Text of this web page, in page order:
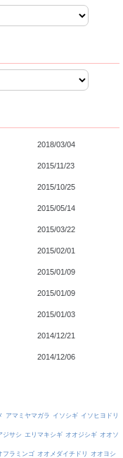
2018/03/04
2015/11/23
2015/10/25
2015/05/14
2015/03/22
2015/02/01
2015/01/09
2015/01/09
2015/01/03
2014/12/21
2014/12/06
アマミヤマガラ イソシギ イソヒヨドリ
ジサシ エリマキシギ オオジシギ オオソ
フラミンゴ オオメダイチドリ オオヨシ